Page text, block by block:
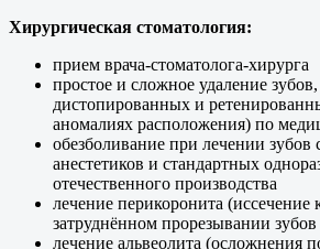
Хирургическая стоматология:
прием врача-стоматолога-хирурга
простое и сложное удаление
дистопированных и
аномалиях расположения) по
обезболивание при лечении
анестетиков и стандартных
отечественного производства
лечение перикоронита
затруднённом прорезывании зубов
лечение альвеолита (осложнения